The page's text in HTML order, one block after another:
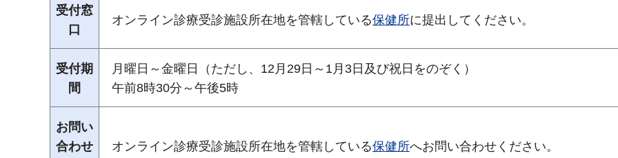
受付窓
口
オンライン診療受診施設所在地を管轄している保健所に提出してください。
受付期
間
月曜日～金曜日（ただし、12月29日～1月3日及び祝日をのぞく）
午前8時30分～午後5時
お問い
合わせ
オンライン診療受診施設所在地を管轄している保健所へお問い合わせください。